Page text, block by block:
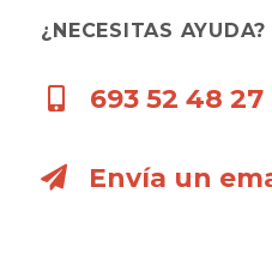
¿NECESITAS AYUDA?
693 52 48 27
Envía un